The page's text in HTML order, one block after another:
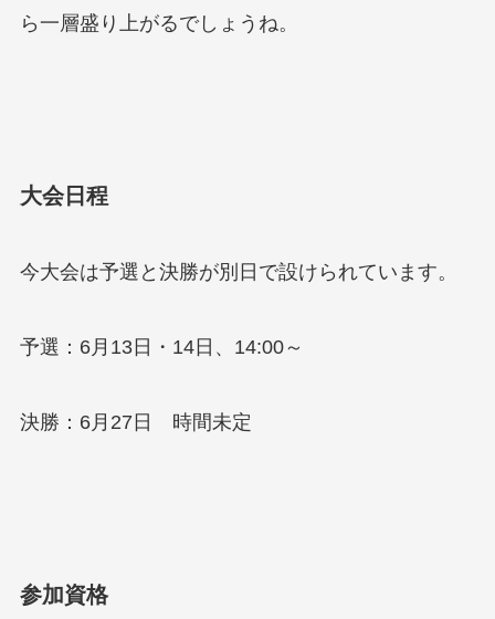
ら一層盛り上がるでしょうね。
大会日程
今大会は予選と決勝が別日で設けられています。
予選：6月13日・14日、14:00～
決勝：6月27日 時間未定
参加資格